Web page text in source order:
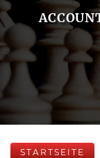
STARTSEITE